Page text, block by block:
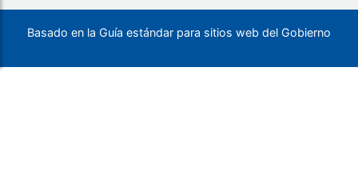
Basado en la Guía estándar para sitios web del Gobierno